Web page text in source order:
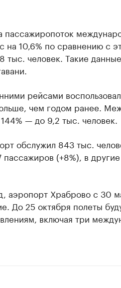
пассажиропоток
на 10,6% по сравнению с
тыс. человек. Такие
рейсами
чем годом ранее.
— до 9,2 тыс. человек.
обслужил 843 тыс.
пассажиров (+8%), в
аэропорт Храброво с 30
До 25 октября полеты
включая три